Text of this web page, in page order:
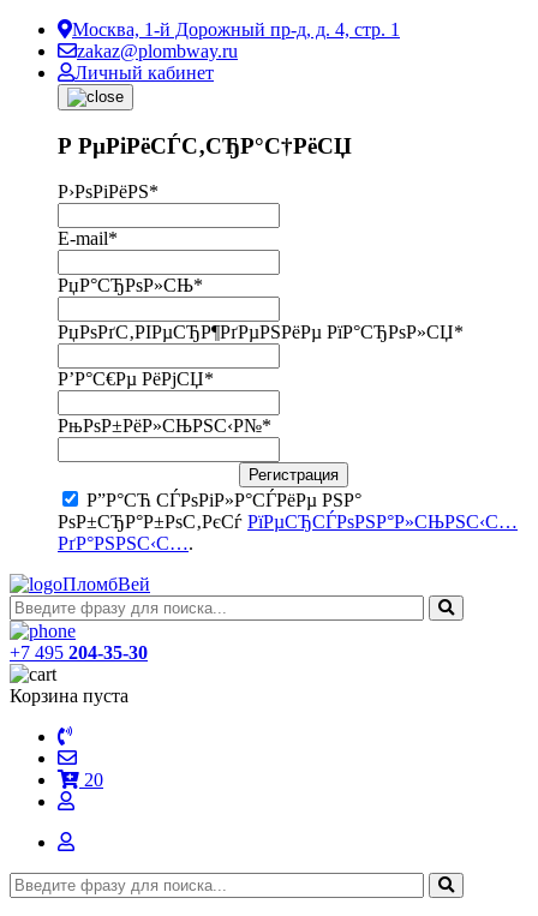
Москва, 1-й Дорожный пр-д, д. 4, стр. 1
zakaz@plombway.ru
Личный кабинет
Р РµРіРёСЃС‚СЂР°С†РёСЏ
Р›РѕРіРёРЅ*
E-mail*
РџР°СЂРѕР»СЊ*
РџРѕРґС‚РІРµСЂР¶РґРµРЅРёРµ РїР°СЂРѕР»СЏ*
Р’Р°С€Рµ РёРјСЏ*
РњРѕР±РёР»СЊРЅС‹Р№*
Регистрация
Р”Р°СЋ СЃРѕРіР»Р°СЃРёРµ РЅР°
РѕР±СЂР°Р±РѕС‚РєСѓ РїРµСЂСЃРѕРЅР°Р»СЊРЅС‹С…
РґР°РЅРЅС‹С….
ПломбВей
+7 495 204-35-30
Корзина пуста
20